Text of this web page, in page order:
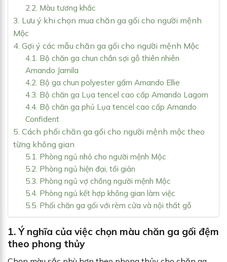
2.2. Màu tương khắc
3. Lưu ý khi chọn mua chăn ga gối cho người mệnh
Mộc
4. Gợi ý các mẫu chăn ga gối cho người mệnh Mộc
4.1. Bộ chăn ga chun chần sợi gỗ thiên nhiên
Amando Jamila
4.2. Bộ ga chun polyester gấm Amando Ellie
4.3. Bộ chăn ga Lụa tencel cao cấp Amando Lagom
4.4. Bộ chăn ga phủ Lụa tencel cao cấp Amando
Confident
5. Cách phối chăn ga gối cho người mệnh mộc theo
từng không gian
5.1. Phòng ngủ nhỏ cho người mệnh Mộc
5.2. Phòng ngủ hiện đại, tối giản
5.3. Phòng ngủ vợ chồng người mệnh Mộc
5.4. Phòng ngủ kết hợp không gian làm việc
5.5. Phối chăn ga gối với rèm cửa và nội thất gỗ
1. Ý nghĩa của việc chọn màu chăn ga gối đệm
theo phong thủy